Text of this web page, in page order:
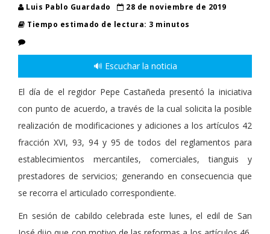
Luis Pablo Guardado
28 de noviembre de 2019
Tiempo estimado de lectura: 3 minutos
🔊 Escuchar la noticia
El día de el regidor Pepe Castañeda presentó la iniciativa
con punto de acuerdo, a través de la cual solicita la posible
realización de modificaciones y adiciones a los artículos 42
fracción XVI, 93, 94 y 95 de todos del reglamentos para
establecimientos mercantiles, comerciales, tianguis y
prestadores de servicios; generando en consecuencia que
se recorra el articulado correspondiente.
En sesión de cabildo celebrada este lunes, el edil de San